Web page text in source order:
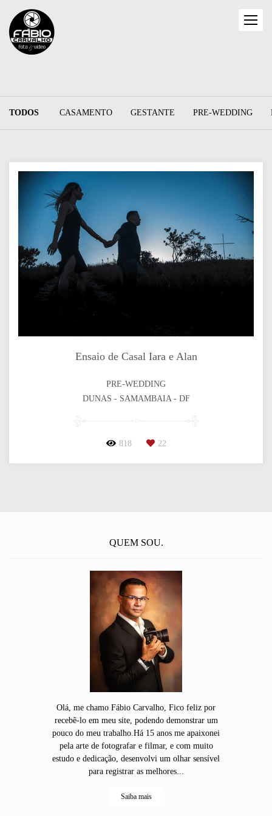
TODOS CASAMENTO GESTANTE PRE-WEDDING
Ensaio de Casal Iara e Alan
PRE-WEDDING
DUNAS - SAMAMBAIA - DF
818 22
QUEM SOU.
Olá, me chamo Fábio Carvalho, Fico feliz por
recebê-lo em meu site, podendo demonstrar um
pouco do meu trabalho.Há 15 anos me apaixonei
pela arte de fotografar e filmar, e com muito
estudo e dedicação, desenvolvi um olhar sensível
para registrar as melhores...
Saiba mais